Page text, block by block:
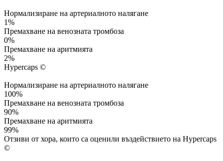
Нормализиране на артериалното налягане
1%
Премахване на венозната тромбоза
0%
Премахване на аритмията
2%
Hypercaps ©
Нормализиране на артериалното налягане
100%
Премахване на венозната тромбоза
90%
Премахване на аритмията
99%
Отзиви от хора, които са оценили въздействието на Hypercaps
©